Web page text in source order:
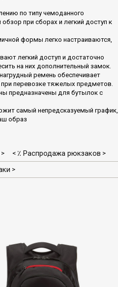
по типу чемоданного
при сборах и легкий доступ к
формы легко настраиваются,
легкий доступ и достаточно
на них дополнительный замок.
ремень обеспечивает
перевозке тяжелых предметов.
предназначены для бутылок с
самый непредсказуемый график,
образ
> < ٪ Распродажа рюкзаков >
>